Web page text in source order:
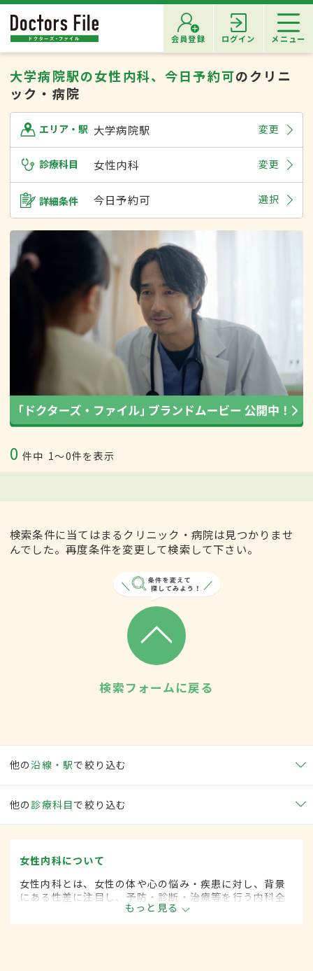
会員登録 ログイン メニュー
大学病院駅の女性内科、今日予約可のクリニ
ック・病院
エリア・駅 大学病院駅 変更
診療科目 女性内科 変更
詳細条件 今日予約可 選択
0 件中 1〜0件を表示
検索条件に当てはまるクリニック・病院は見つかりませ
んでした。再度条件を変更して検索して下さい。
検索フォームに戻る
他の沿線・駅で絞り込む
他の 診療科目で絞り込む
女性内科について
女性内科とは、女性の体や心の悩み・疾患に対し、背景
にある性差に注目し、予防・診断・治療等を行う内科全
般領域です。ライフスタイルが多様化する中、女性の健
康をトータルサポートし、必要に応じて連携医療機関へ
もっと見る